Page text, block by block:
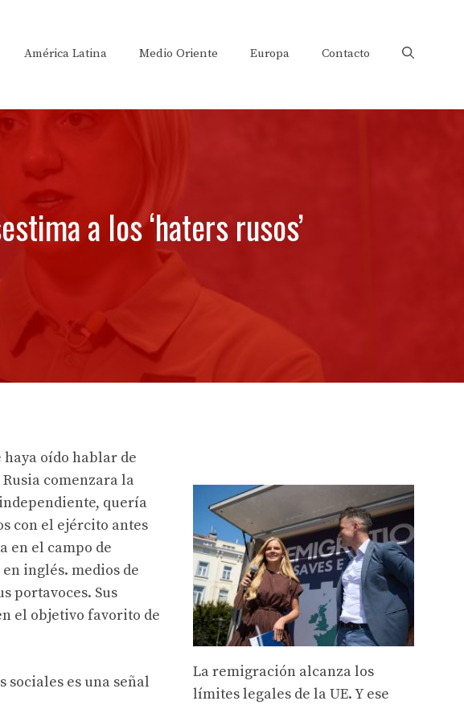
América Latina Medio Oriente Europa Contacto
a los ‘haters rusos’
oído hablar de
comenzara la
quería
con el ejército antes
en el campo de
inglés. medios de
portavoces. Sus
el objetivo favorito de
sociales es una señal
La remigración alcanza los
límites legales de la UE. Y ese